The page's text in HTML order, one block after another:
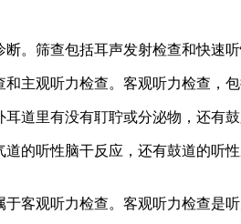
断。筛查包括耳声发射检查和快速
主观听力检查。客观听力检查，
道里有没有耵聍或分泌物，还有
的听性脑干反应，还有鼓道的听
客观听力检查。客观听力检查是听